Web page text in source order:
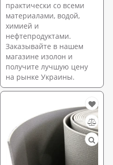
практически со всеми
материалами, водой,
химией и
нефтепродуктами.
Заказывайте в нашем
магазине изолон и
получите лучшую цену
на рынке Украины.